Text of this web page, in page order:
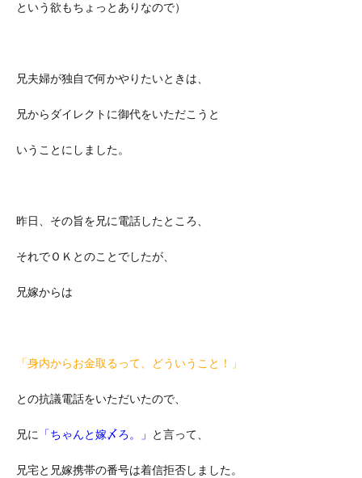
という欲もちょっとありなので）
兄夫婦が独自で何かやりたいときは、
兄からダイレクトに御代をいただこうと
いうことにしました。
昨日、その旨を兄に電話したところ、
それでＯＫとのことでしたが、
兄嫁からは
「身内からお金取るって、どういうこと！」
との抗議電話をいただいたので、
兄に 「ちゃんと嫁〆ろ。」 と言って、
兄宅と兄嫁携帯の番号は着信拒否しました。